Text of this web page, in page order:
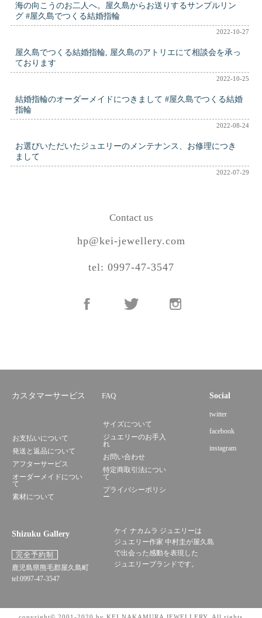
海の向こうのお二人へ。屋久島からお送りするサンプルリン
グ #屋久島でつくる結婚指輪
2022-10-27
屋久島でつくる結婚指輪, 屋久島のアトリエにて相談会を承っ
ております
2022-10-25
結婚指輪のオーダーメイドにつきまして #屋久島でつくる結婚
指輪
2022-08-24
お選びいただいたジュエリーのメンテナンス、お修理につき
まして
2022-07-29
Contact us
hp@kei-jewellery.com
tel: 0997-47-3547
カスタマーサービス FAQ
お支払いについて
発送と返品について
アフターサービス
オーダーメイドについ
て
素材について
サイズについて
ジュエリーのお手入
れ
お問い合わせ
特定商取引法につい
て
プライバシーポリシ
ー
Social
twitter
facebook
instagram
Shizuku Gallery
完全予約制
鹿児島県熊毛郡屋久島町
tel:0997-47-3547
ケイ ナカムラ ジュエリーは
ジュエリー作家 中村圭が屋久島
で出会った感動を表現した
ジュエリーブランドです。